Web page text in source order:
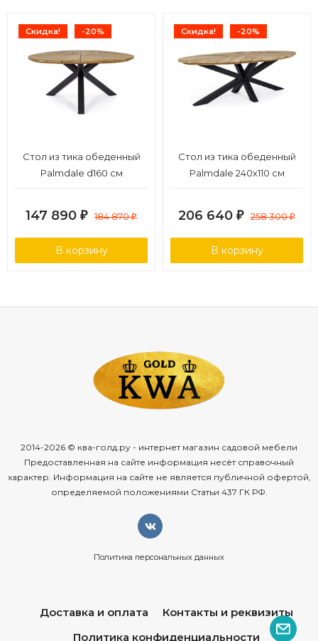
Скидка! -20%
Стол из тика обеденный
Palmdale d160 см
147 890 ₽ 184 870₽
В корзину
Скидка! -20%
Стол из тика обеденный
Palmdale 240х110 см
206 640 ₽ 258 300₽
В корзину
2014-2026 © ква-голд.ру - интернет магазин садовой мебели
Предоставленная на сайте информация несёт справочный
характер. Информация на сайте не является публичной офертой,
определяемой положениями Статьи 437 ГК РФ.
Политика персональных данных
Доставка и оплата
Контакты и реквизиты
Политика конфиденциальности